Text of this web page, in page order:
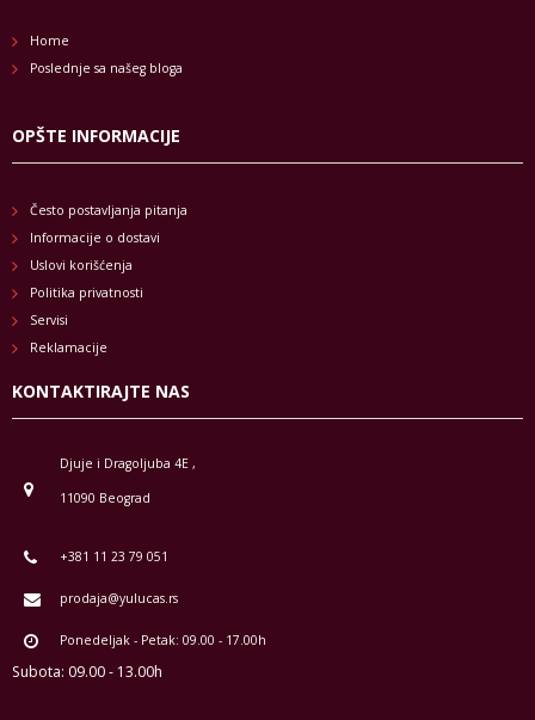
Home
Poslednje sa našeg bloga
OPŠTE INFORMACIJE
Često postavljanja pitanja
Informacije o dostavi
Uslovi korišćenja
Politika privatnosti
Servisi
Reklamacije
KONTAKTIRAJTE NAS
Djuje i Dragoljuba 4E ,
11090 Beograd
+381 11 23 79 051
prodaja@yulucas.rs
Ponedeljak - Petak: 09.00 - 17.00h
Subota: 09.00 - 13.00h